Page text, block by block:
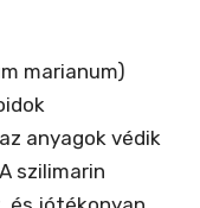
marianum)
anyagok védik
szilimarin